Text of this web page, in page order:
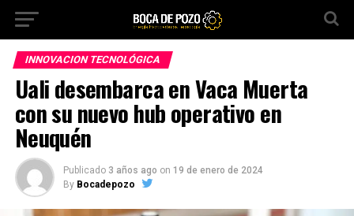
INNOVACION TECNOLÓGICA
Uali desembarca en Vaca Muerta
con su nuevo hub operativo en
Neuquén
Publicado 3 años ago on 19 de enero de 2024
By Bocadepozo